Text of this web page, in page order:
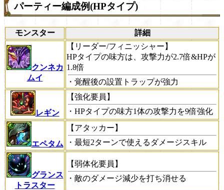
パーティー編成例(HPタイプ)
モンスター 詳細
クンネカ
ムイ
【リーダー/フィニッシャー】
HPタイプの味方は、攻撃力が2.7倍&HPが
1.8倍
・覚醒後の設置トラップが強力
レギン
【強化要員】
・HPタイプの味方1体の攻撃力を9倍強化
エペタム
【アタッカー】
・最短2ターンで使えるダメージスキル
グランス
トラスター
【弱体化要員】
・敵のダメージ減少を打ち消せる